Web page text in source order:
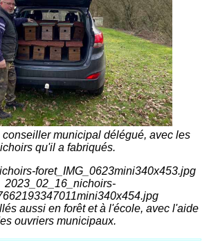
conseiller municipal délégué, avec les
qu'il a fabriqués.
aussi en forêt et à l'école, avec l'aide
ouvriers municipaux.